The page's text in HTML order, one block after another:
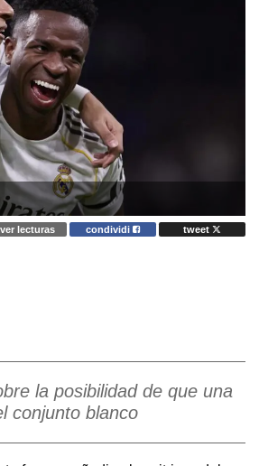
ver lecturas condividi tweet
la posibilidad de que una
conjunto blanco